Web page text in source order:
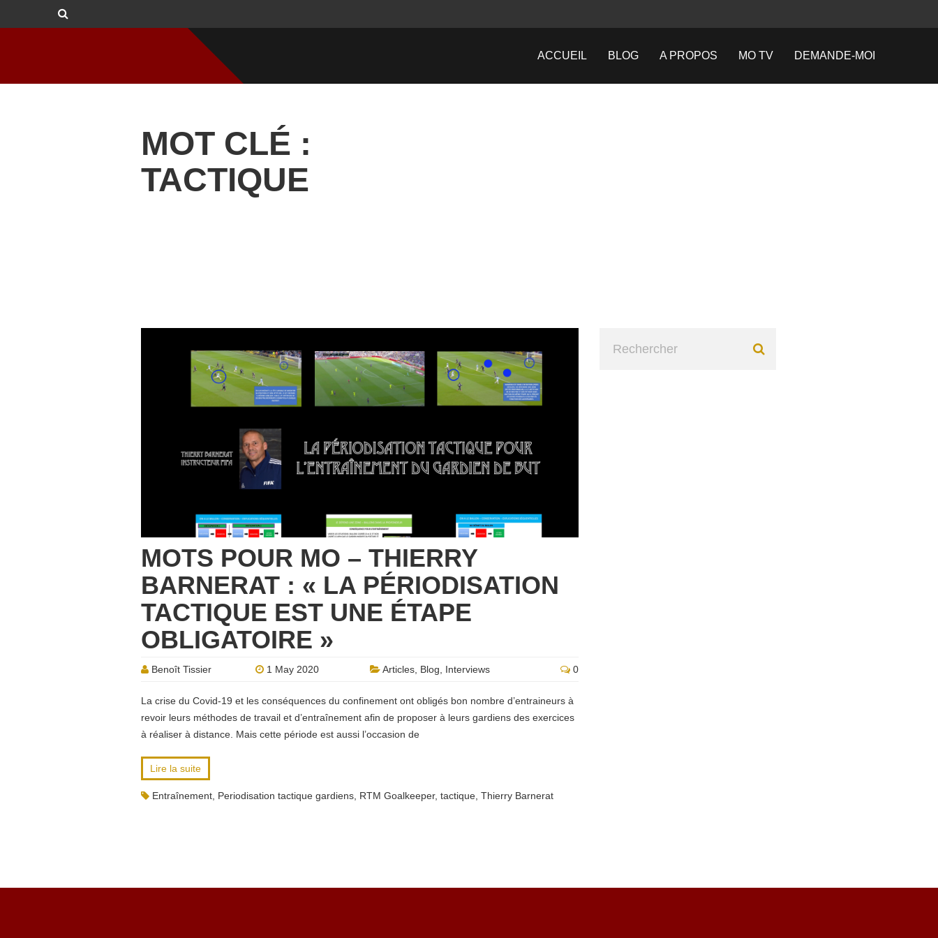
ACCUEIL BLOG A PROPOS MO TV DEMANDE-MOI
MOT CLÉ :
TACTIQUE
MOTS POUR MO – THIERRY
BARNERAT : « LA PÉRIODISATION
TACTIQUE EST UNE ÉTAPE
OBLIGATOIRE »
Benoît Tissier 1 May 2020 Articles Blog Interviews 0
La crise du Covid-19 et les conséquences du confinement ont obligés bon nombre d’entraineurs à
revoir leurs méthodes de travail et d’entraînement afin de proposer à leurs gardiens des exercices
à réaliser à distance. Mais cette période est aussi l’occasion de
Lire la suite
Entraînement Periodisation tactique gardiens RTM Goalkeeper, tactique Thierry Barnerat